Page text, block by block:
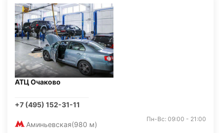
АТЦ Очаково
+7 (495) 152-31-11
Аминьевская(980 м)
Пн-Вс: 09:00 - 21:00